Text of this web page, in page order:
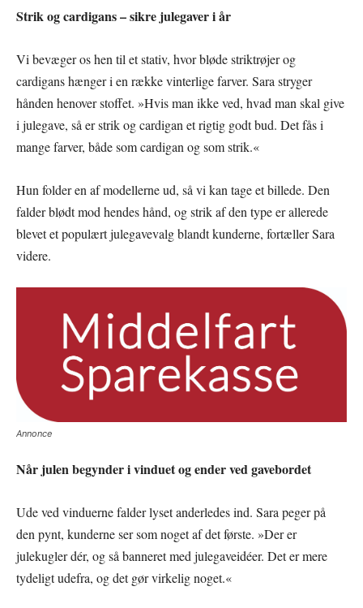
Strik og cardigans – sikre julegaver i år
Vi bevæger os hen til et stativ, hvor bløde striktrøjer og
cardigans hænger i en række vinterlige farver. Sara stryger
hånden henover stoffet. »Hvis man ikke ved, hvad man skal give
i julegave, så er strik og cardigan et rigtig godt bud. Det fås i
mange farver, både som cardigan og som strik.«
Hun folder en af modellerne ud, så vi kan tage et billede. Den
falder blødt mod hendes hånd, og strik af den type er allerede
blevet et populært julegavevalg blandt kunderne, fortæller Sara
videre.
Annonce
Når julen begynder i vinduet og ender ved gavebordet
Ude ved vinduerne falder lyset anderledes ind. Sara peger på
den pynt, kunderne ser som noget af det første. »Der er
julekugler dér, og så banneret med julegaveidéer. Det er mere
tydeligt udefra, og det gør virkelig noget.«